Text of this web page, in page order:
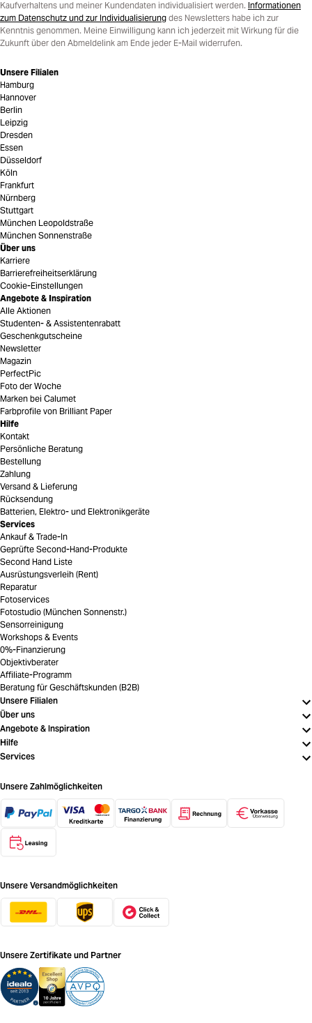
Kaufverhaltens und meiner Kundendaten individualisiert werden. Informationen
zum Datenschutz und zur Individualisierung des Newsletters habe ich zur
Kenntnis genommen. Meine Einwilligung kann ich jederzeit mit Wirkung für die
Zukunft über den Abmeldelink am Ende jeder E-Mail widerrufen.
Unsere Filialen
Hamburg
Hannover
Berlin
Leipzig
Dresden
Essen
Düsseldorf
Köln
Frankfurt
Nürnberg
Stuttgart
München Leopoldstraße
München Sonnenstraße
Über uns
Karriere
Barrierefreiheitserklärung
Cookie-Einstellungen
Angebote & Inspiration
Alle Aktionen
Studenten- & Assistentenrabatt
Geschenkgutscheine
Newsletter
Magazin
PerfectPic
Foto der Woche
Marken bei Calumet
Farbprofile von Brilliant Paper
Hilfe
Kontakt
Persönliche Beratung
Bestellung
Zahlung
Versand & Lieferung
Rücksendung
Batterien, Elektro- und Elektronikgeräte
Services
Ankauf & Trade-In
Geprüfte Second-Hand-Produkte
Second Hand Liste
Ausrüstungsverleih (Rent)
Reparatur
Fotoservices
Fotostudio (München Sonnenstr.)
Sensorreinigung
Workshops & Events
0%-Finanzierung
Objektivberater
Affiliate-Programm
Beratung für Geschäftskunden (B2B)
Unsere Filialen
Über uns
Angebote & Inspiration
Hilfe
Services
Unsere Zahlmöglichkeiten
Unsere Versandmöglichkeiten
Unsere Zertifikate und Partner